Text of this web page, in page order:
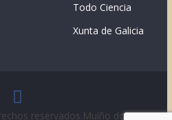
Todo Ciencia
Xunta de Galicia